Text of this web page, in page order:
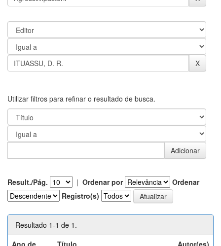
Utilizar filtros para refinar o resultado de busca.
Result./Pág. | Ordenar por
Ordenar
Registro(s)
Resultado 1-1 de 1.
Ano de
Título Autor(es)